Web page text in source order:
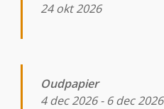
24 okt 2026
Oudpapier
4 dec 2026- 6 dec 2026